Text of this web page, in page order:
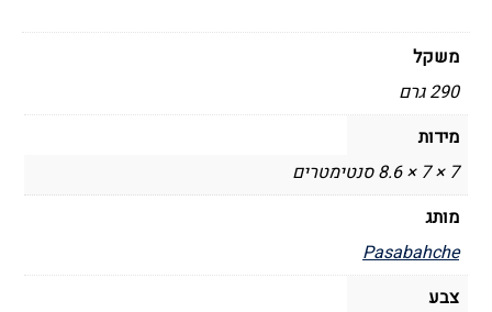
משקל
290 גרם
מידות
7 × 7 × 8.6 סנטימטרים
מותג
Pasabahche
צבע